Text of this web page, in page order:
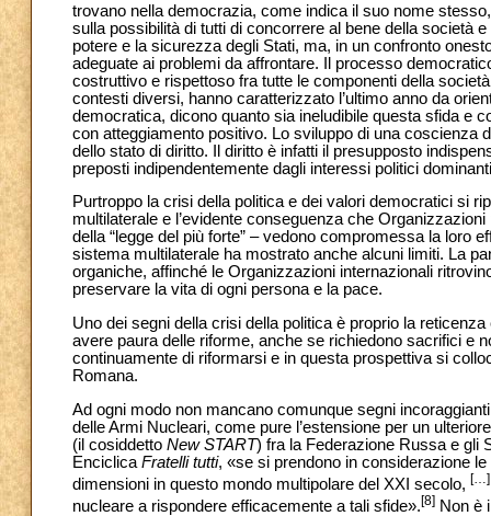
trovano nella democrazia, come indica il suo nome
sulla possibilità di tutti di concorrere al bene della società
potere e la sicurezza degli Stati, ma, in un confronto
adeguate ai problemi da affrontare. Il processo
costruttivo e rispettoso fra tutte le componenti della
contesti diversi, hanno caratterizzato l’ultimo anno da
democratica, dicono quanto sia ineludibile questa sfida e
con atteggiamento positivo. Lo sviluppo di una coscienza
dello stato di diritto. Il diritto è infatti il presupposto
preposti indipendentemente dagli interessi politici
Purtroppo la crisi della politica e dei valori democratici si
multilaterale e l’evidente conseguenza che
della “legge del più forte” – vedono compromessa la loro
sistema multilaterale ha mostrato anche alcuni limiti. La
organiche, affinché le Organizzazioni internazionali
preservare la vita di ogni persona e la pace.
Uno dei segni della crisi della politica è proprio la
avere paura delle riforme, anche se richiedono sacrifici e
continuamente di riformarsi e in questa prospettiva si
Romana.
Ad ogni modo non mancano comunque segni
delle Armi Nucleari, come pure l’estensione per un
(il cosiddetto New START) fra la Federazione Russa e gli
Enciclica Fratelli tutti, «se si prendono in considerazione
dimensioni in questo mondo multipolare del XXI secolo, […]
nucleare a rispondere efficacemente a tali sfide».[8] Non è